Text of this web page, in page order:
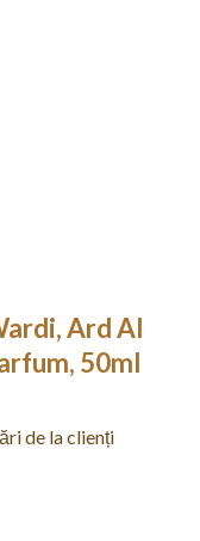
Ard Al
50ml
de la clienți